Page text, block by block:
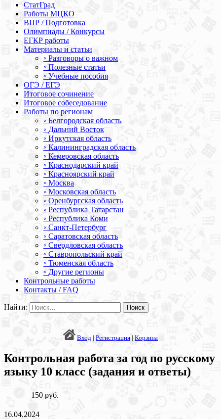
СтатГрад
Работы МЦКО
ВПР / Подготовка
Олимпиады / Конкурсы
ЕГКР работы
Материалы и статьи
◦ Разговоры о важном
◦ Полезные статьи
◦ Учебные пособия
ОГЭ / ЕГЭ
Итоговое сочинение
Итоговое собеседование
Работы по регионам
◦ Белгородская область
◦ Дальний Восток
◦ Иркутская область
◦ Калининградская область
◦ Кемеровская область
◦ Краснодарский край
◦ Красноярский край
◦ Москва
◦ Московская область
◦ Оренбургская область
◦ Республика Татарстан
◦ Республика Коми
◦ Санкт-Петербург
◦ Саратовская область
◦ Свердловская область
◦ Ставропольский край
◦ Тюменская область
◦ Другие регионы
Контрольные работы
Контакты / FAQ
Найти:
Вход | Регистрация | Корзина
Контрольная работа за год по русскому
языку 10 класс (задания и ответы)
150 руб.
16.04.2024